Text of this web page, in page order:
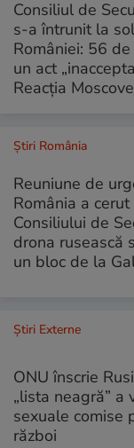
Consiliul de
s-a întrunit la
României: 56
un act
Reacția
Știri România
Reuniune de
România a
Consiliului de
drona rusească
un bloc de la
Știri Externe
ONU înscrie
„lista neagră” a
sexuale comise
război